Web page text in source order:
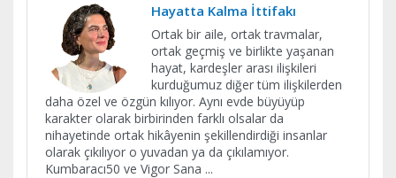
Hayatta Kalma İttifakı
Ortak bir aile, ortak travmalar,
ortak geçmiş ve birlikte yaşanan
hayat, kardeşler arası ilişkileri
kurduğumuz diğer tüm ilişkilerden
daha özel ve özgün kılıyor. Aynı evde büyüyüp
karakter olarak birbirinden farklı olsalar da
nihayetinde ortak hikâyenin şekillendirdiği insanlar
olarak çıkılıyor o yuvadan ya da çıkılamıyor.
Kumbaracı50 ve Vigor Sana ...